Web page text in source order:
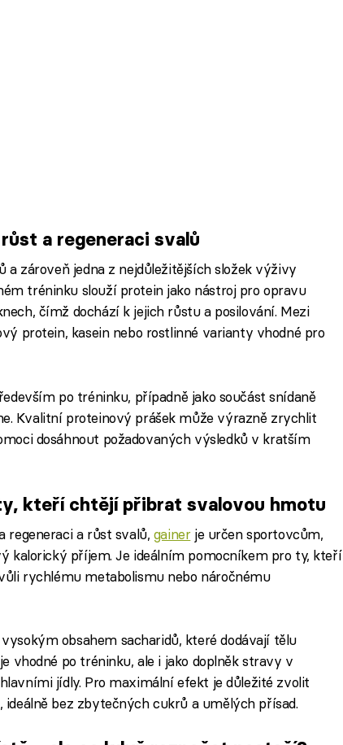
a regeneraci svalů
a zároveň jedna z nejdůležitějších složek výživy
tréninku slouží protein jako nástroj pro opravu
čímž dochází k jejich růstu a posilování. Mezi
protein, kasein nebo rostlinné varianty vhodné pro
po tréninku, případně jako součást snídaně
Kvalitní proteinový prášek může výrazně zrychlit
dosáhnout požadovaných výsledků v kratším
kteří chtějí přibrat svalovou hmotu
regeneraci a růst svalů, gainerje určen sportovcům,
kalorický příjem. Je ideálním pomocníkem pro ty, kteří
rychlému metabolismu nebo náročnému
obsahem sacharidů, které dodávají tělu
vhodné po tréninku, ale i jako doplněk stravy v
jídly. Pro maximální efekt je důležité zvolit
bez zbytečných cukrů a umělých přísad.